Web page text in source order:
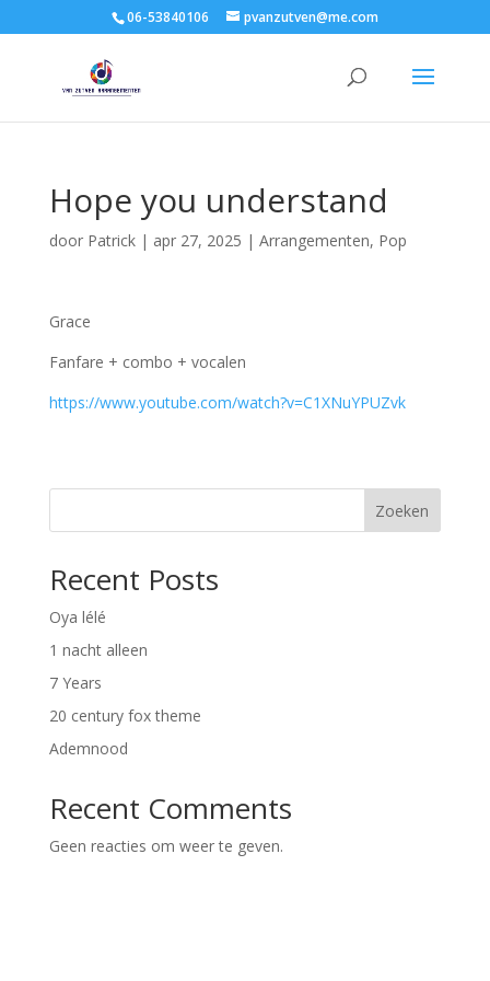
06-53840106 pvanzutven@me.com
Hope you understand
door Patrick| apr 27, 2025 | Arrangementen, Pop
Grace
Fanfare + combo + vocalen
https://www.youtube.com/watch?v=C1XNuYPUZvk
Zoeken
Recent Posts
Oya lélé
1 nacht alleen
7 Years
20 century fox theme
Ademnood
Recent Comments
Geen reacties om weer te geven.